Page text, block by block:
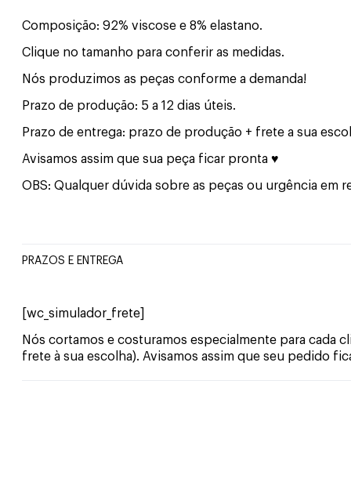
Composição: 92% viscose e 8% elastano.
Clique no tamanho para conferir as medidas.
Nós produzimos as peças conforme a demanda!
Prazo de produção: 5 a 12 dias úteis.
Prazo de entrega: prazo de produção + frete a sua
Avisamos assim que sua peça ficar pronta ♥
OBS: Qualquer dúvida sobre as peças ou urgência em
PRAZOS E ENTREGA
[wc_simulador_frete]
Nós cortamos e costuramos especialmente para cada
frete à sua escolha). Avisamos assim que seu pedido